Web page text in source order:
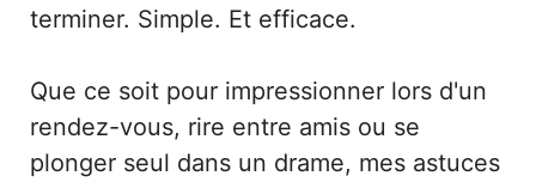
terminer. Simple. Et efficace.
Que ce soit pour impressionner lors d'un
rendez-vous, rire entre amis ou se
plonger seul dans un drame, mes astuces